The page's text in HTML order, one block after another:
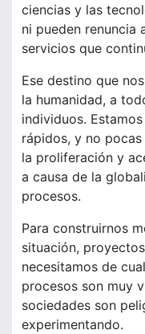
ciencias y las
ni pueden renuncia
servicios que
Ese destino que
la humanidad, a
individuos.
rápidos, y no
la proliferación y
a causa de la
procesos.
Para construirnos
situación,
necesitamos de
procesos son muy
sociedades son
experimentando.